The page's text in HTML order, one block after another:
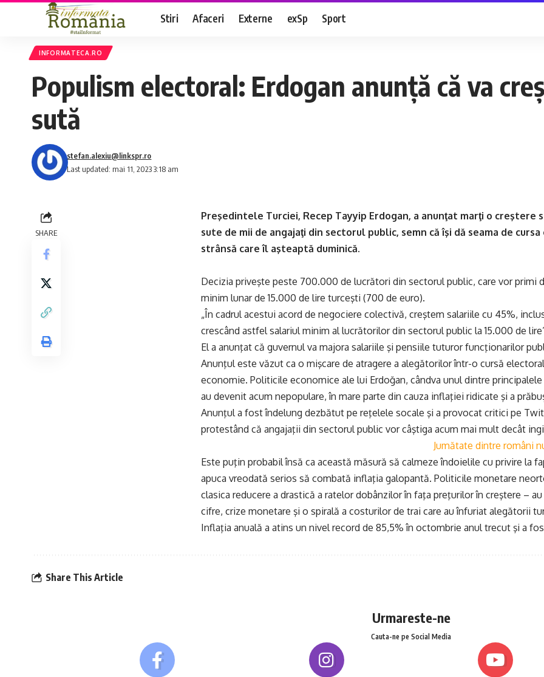
Stiri Afaceri Externe exSp Sport
INFORMATECA.RO
Populism electoral: Erdogan anunţă că va
sută
Last updated: mai 11, 2023 3:18 am
stefan.alexiu@linkspr.ro
SHARE
Preşedintele Turciei, Recep Tayyip Erdogan, a anunţat marţi o creştere
sute de mii de angajaţi din sectorul public, semn că îşi dă seama de
strânsă care îl aşteaptă duminică.
Decizia priveşte peste 700.000 de lucrători din sectorul public, care vor primi
minim lunar de 15.000 de lire turceşti (700 de euro).
„În cadrul acestui acord de negociere colectivă, creştem salariile cu 45%,
crescând astfel salariul minim al lucrătorilor din sectorul public la 15.000 de
El a anunţat că guvernul va majora salariile şi pensiile tuturor funcţionarilor
Anunţul este văzut ca o mişcare de atragere a alegătorilor într-o cursă
economie. Politicile economice ale lui Erdoğan, cândva unul dintre
au devenit acum nepopulare, în mare parte din cauza inflaţiei ridicate şi a
Anunţul a fost îndelung dezbătut pe reţelele socale şi a provocat critici pe
protestând că angajaţii din sectorul public vor câştiga acum mai mult decât
Jumătate dintre români
Este puţin probabil însă ca această măsură să calmeze îndoielile cu privire la
apuca vreodată serios să combată inflaţia galopantă. Politicile monetare
clasica reducere a drastică a ratelor dobânzilor în faţa preţurilor în creştere –
cifre, crize monetare şi o spirală a costurilor de trai care au înfuriat alegătorii
Inflaţia anuală a atins un nivel record de 85,5% în octombrie anul trecut şi a
Share This Article
Urmareste-ne
Cauta-ne pe Social Media